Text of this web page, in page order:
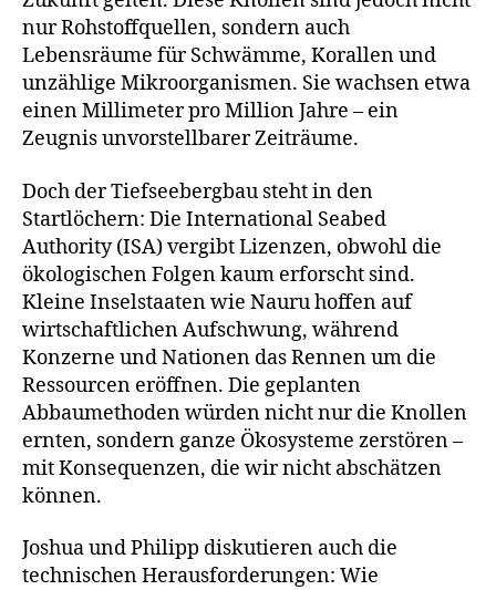
nur Rohstoffquellen, sondern auch
Lebensräume für Schwämme, Korallen und
unzählige Mikroorganismen. Sie wachsen etwa
einen Millimeter pro Million Jahre – ein
Zeugnis unvorstellbarer Zeiträume.
Doch der Tiefseebergbau steht in den
Startlöchern: Die International Seabed
Authority (ISA) vergibt Lizenzen, obwohl die
ökologischen Folgen kaum erforscht sind.
Kleine Inselstaaten wie Nauru hoffen auf
wirtschaftlichen Aufschwung, während
Konzerne und Nationen das Rennen um die
Ressourcen eröffnen. Die geplanten
Abbaumethoden würden nicht nur die Knollen
ernten, sondern ganze Ökosysteme zerstören –
mit Konsequenzen, die wir nicht abschätzen
können.
Joshua und Philipp diskutieren auch die
technischen Herausforderungen: Wie